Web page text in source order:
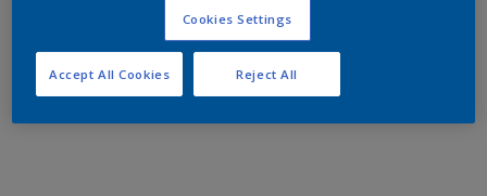
Cookies Settings
Reject All
Accept All Cookies